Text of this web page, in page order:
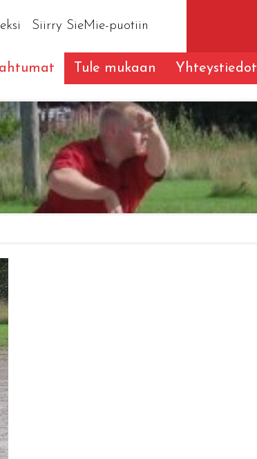
Siirry SieMie-puotiin
Tule mukaan Yhteystiedot